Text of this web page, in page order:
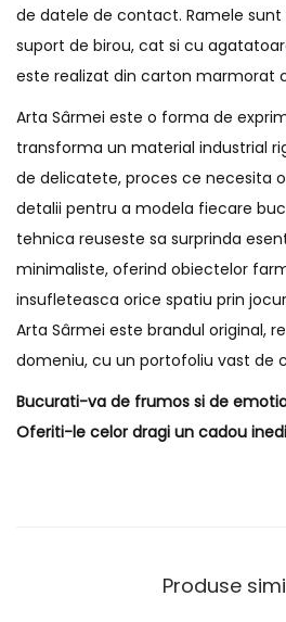
de datele de contact. Ramele
suport de birou, cat si cu
este realizat din carton marmorat
Arta Sârmei este o forma de
transforma un material industrial
de delicatete, proces ce necesita
detalii pentru a modela fiecare
tehnica reuseste sa surprinda
minimaliste, oferind obiectelor
insufleteasca orice spatiu prin
Arta Sârmei este brandul original,
domeniu, cu un portofoliu vast de
Bucurati-va de frumos si de
Oferiti-le celor dragi un cadou
Produse